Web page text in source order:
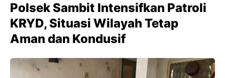
Polsek Sambit Intensifkan Patroli
KRYD, Situasi Wilayah Tetap
Aman dan Kondusif